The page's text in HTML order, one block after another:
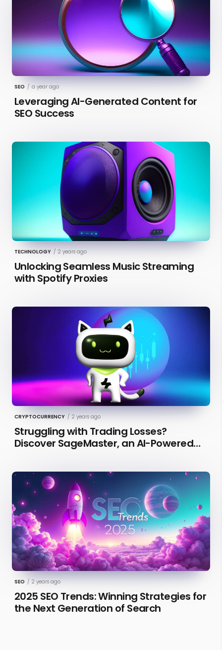
SEO / a year ago
Leveraging AI-Generated Content for
SEO Success
TECHNOLOGY / 2 years ago
Unlocking Seamless Music Streaming
with Spotify Proxies
CRYPTOCURRENCY / 2 years ago
Struggling with Trading Losses?
Discover SageMaster, an AI-Powered
SEO / 2 years ago
2025 SEO Trends: Winning Strategies for
the Next Generation of Search